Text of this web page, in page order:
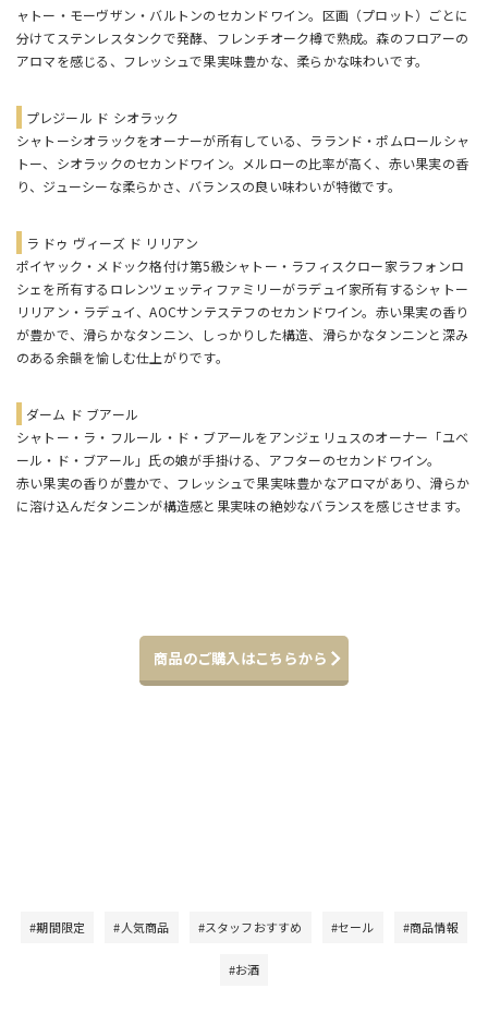
ャトー・モーヴザン・バルトンのセカンドワイン。区画（プロット）ごとに
分けてステンレスタンクで発酵、フレンチオーク樽で熟成。森のフロアーの
アロマを感じる、フレッシュで果実味豊かな、柔らかな味わいです。
プレジール ド シオラック
シャトーシオラックをオーナーが所有している、ラランド・ポムロールシャ
トー、シオラックのセカンドワイン。メルローの比率が高く、赤い果実の香
り、ジューシーな柔らかさ、バランスの良い味わいが特徴です。
ラ ドゥ ヴィーズ ド リリアン
ポイヤック・メドック格付け第5級シャトー・ラフィスクロー家ラフォンロ
シェを所有するロレンツェッティファミリーがラデュイ家所有するシャトー
リリアン・ラデュイ、AOCサンテステフのセカンドワイン。赤い果実の香り
が豊かで、滑らかなタンニン、しっかりした構造、滑らかなタンニンと深み
のある余韻を愉しむ仕上がりです。
ダーム ド ブアール
シャトー・ラ・フルール・ド・ブアールをアンジェリュスのオーナー「ユベ
ール・ド・ブアール」氏の娘が手掛ける、アフターのセカンドワイン。
赤い果実の香りが豊かで、フレッシュで果実味豊かなアロマがあり、滑らか
に溶け込んだタンニンが構造感と果実味の絶妙なバランスを感じさせます。
商品のご購入はこちらから
#期間限定 #人気商品 #スタッフおすすめ #セール #商品情報
#お酒